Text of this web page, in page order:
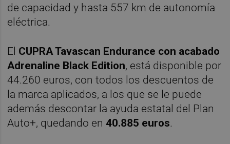
de capacidad y hasta 557 km de autonomía
eléctrica.
El CUPRA Tavascan Endurance con acabado
Adrenaline Black Edition, está disponible por
44.260 euros, con todos los descuentos de
la marca aplicados, a los que se le puede
además descontar la ayuda estatal del Plan
Auto+, quedando en 40.885 euros.